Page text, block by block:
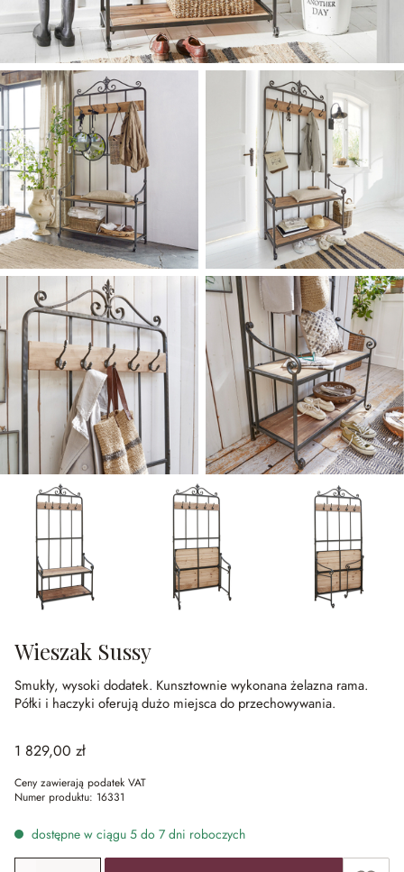
Wieszak Sussy
Smukły, wysoki dodatek. Kunsztownie wykonana żelazna rama.
Półki i haczyki oferują dużo miejsca do przechowywania.
1 829,00 zł
Ceny zawierają podatek VAT
Numer produktu: 16331
dostępne w ciągu 5 do 7 dni roboczych